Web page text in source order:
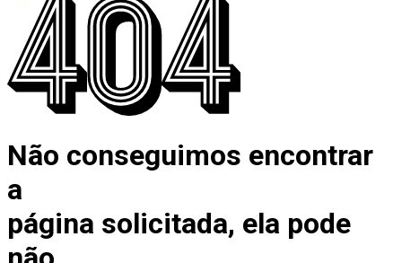
Não conseguimos encontrar
a
página solicitada, ela pode